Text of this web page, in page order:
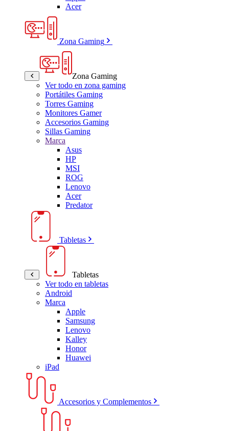
Acer
Zona Gaming
Zona Gaming
Ver todo en zona gaming
Portátiles Gaming
Torres Gaming
Monitores Gamer
Accesorios Gaming
Sillas Gaming
Marca
Asus
HP
MSI
ROG
Lenovo
Acer
Predator
Tabletas
Tabletas
Ver todo en tabletas
Android
Marca
Apple
Samsung
Lenovo
Kalley
Honor
Huawei
iPad
Accesorios y Complementos